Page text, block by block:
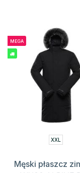
MEGA
XXL
Męski płaszcz